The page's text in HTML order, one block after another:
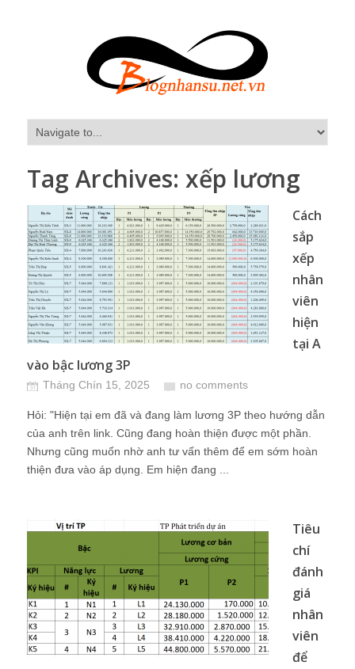
Tag Archives: xếp lương
Cách
sắp
xếp
nhân
viên
hiện
tại A
vào bậc lương 3P
Tháng Chín 15, 2025 no comments
Hỏi: "Hiện tại em đã và đang làm lương 3P theo hướng dẫn
của anh trên link. Cũng đang hoàn thiện được một phần.
Nhưng cũng muốn nhờ anh tư vấn thêm để em sớm hoàn
thiện đưa vào áp dụng. Em hiện đang ...
Tiêu
chí
đánh
giá
nhân
viên
để